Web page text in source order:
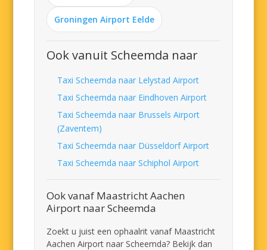
Groningen Airport Eelde
Ook vanuit Scheemda naar
Taxi Scheemda naar Lelystad Airport
Taxi Scheemda naar Eindhoven Airport
Taxi Scheemda naar Brussels Airport
(Zaventem)
Taxi Scheemda naar Düsseldorf Airport
Taxi Scheemda naar Schiphol Airport
Ook vanaf Maastricht Aachen
Airport naar Scheemda
Zoekt u juist een ophaalrit vanaf Maastricht
Aachen Airport naar Scheemda? Bekijk dan